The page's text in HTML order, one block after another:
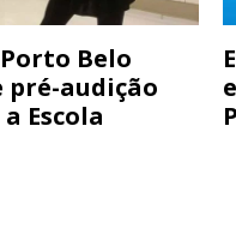
Belo
audição
Escola